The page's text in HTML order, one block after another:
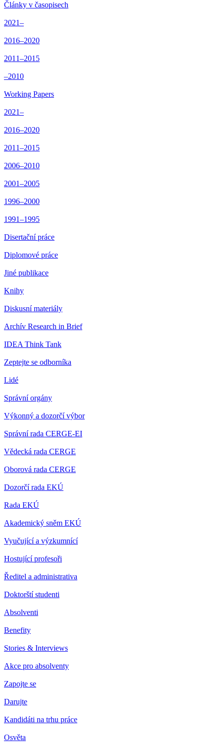
Články v časopisech
2021–
2016–2020
2011–2015
–2010
Working Papers
2021–
2016–2020
2011–2015
2006–2010
2001–2005
1996–2000
1991–1995
Disertační práce
Diplomové práce
Jiné publikace
Knihy
Diskusní materiály
Archív Research in Brief
IDEA Think Tank
Zeptejte se odborníka
Lidé
Správní orgány
Výkonný a dozorčí výbor
Správní rada CERGE-EI
Vědecká rada CERGE
Oborová rada CERGE
Dozorčí rada EKÚ
Rada EKÚ
Akademický sněm EKÚ
Vyučující a výzkumnící
Hostující profesoři
Ředitel a administrativa
Doktorští studenti
Absolventi
Benefity
Stories & Interviews
Akce pro absolventy
Zapojte se
Darujte
Kandidáti na trhu práce
Osvěta